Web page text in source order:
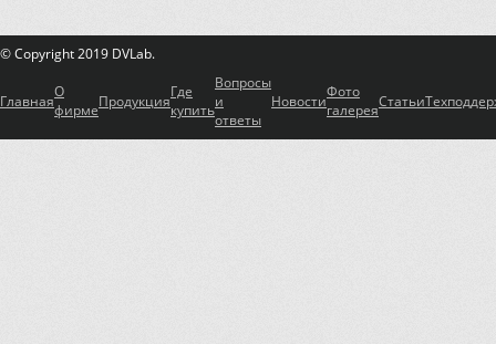
© Copyright 2019 DVLab.
ГлавнаяО
фирмеПродукцияГде
купить
Вопросы
и
ответы
НовостиФото
галереяСтатьи